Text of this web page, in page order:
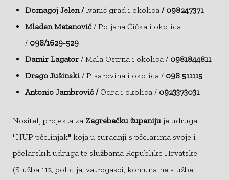
Domagoj Jelen /Ivanić grad i okolica / 098247371
Mladen Matanović/ Poljana Čička i okolica
/ 098/1629-529
Damir Lagator / Mala Ostrna i okolica / 0981844811
Drago Jušinski / Pisarovina i okolica / 098 511115
Antonio Jambrović / Odra i okolica / 0923373031
Nositelj projekta za Zagrebačku županiju je udruga
"HUP pčelinjak" koja u suradnji s pčelarima svoje i
pčelarskih udruga te službama Republike Hrvatske
(Služba 112, policija, vatrogasci, komunalne službe,